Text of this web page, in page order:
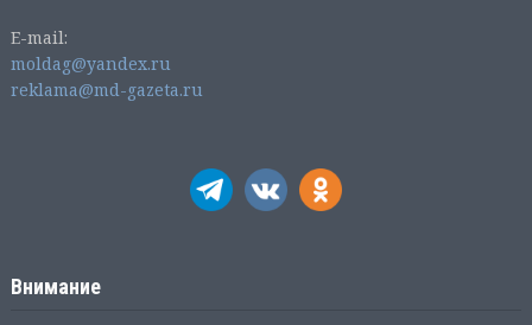
E-mail:
moldag@yandex.ru
reklama@md-gazeta.ru
Внимание